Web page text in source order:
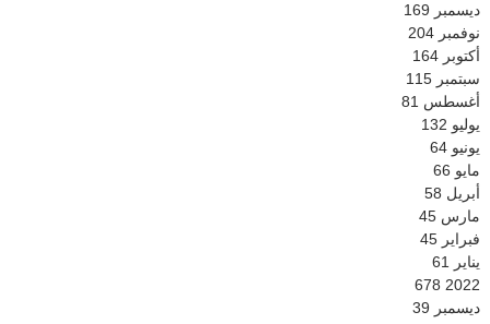
ديسمبر 169
نوفمبر 204
أكتوبر 164
سبتمبر 115
أغسطس 81
يوليو 132
يونيو 64
مايو 66
أبريل 58
مارس 45
فبراير 45
يناير
61
2022
678
ديسمبر 39